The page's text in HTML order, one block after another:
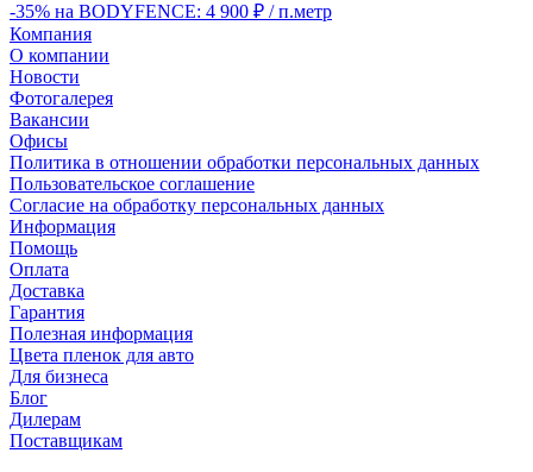
-35% на BODYFENCE: 4 900 ₽ / п.метр
Компания
О компании
Новости
Фотогалерея
Вакансии
Офисы
Политика в отношении обработки персональных данных
Пользовательское соглашение
Согласие на обработку персональных данных
Информация
Помощь
Оплата
Доставка
Гарантия
Полезная информация
Цвета пленок для авто
Для бизнеса
Блог
Дилерам
Поставщикам